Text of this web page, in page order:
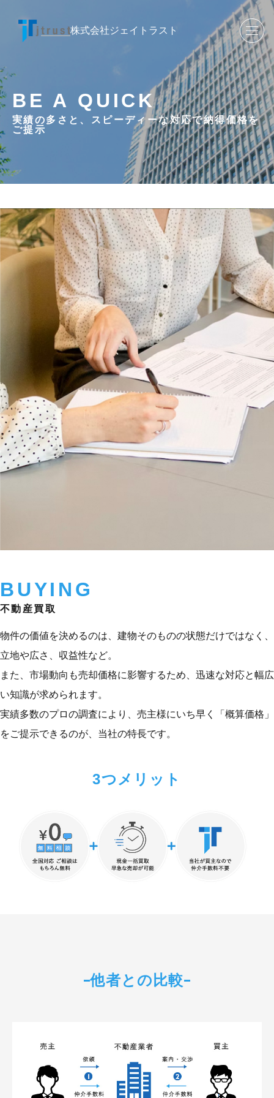
株式会社ジェイトラスト
BE A QUICK
実績の多さと、スピーディーな対応で納得価格を
ご提示
BUYING
不動産買取
物件の価値を決めるのは、建物そのものの状態だけではなく、
立地や広さ、収益性など。
また、市場動向も売却価格に影響するため、迅速な対応と幅広
い知識が求められます。
実績多数のプロの調査により、売主様にいち早く「概算価格」
をご提示できるのが、当社の特長です。
3つメリット
他者との比較